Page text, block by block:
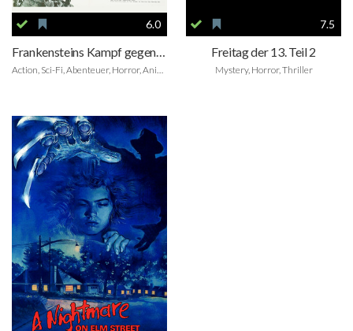
6.0 7.5
Freitag der 13. Teil 2
Mystery, Horror, Thriller